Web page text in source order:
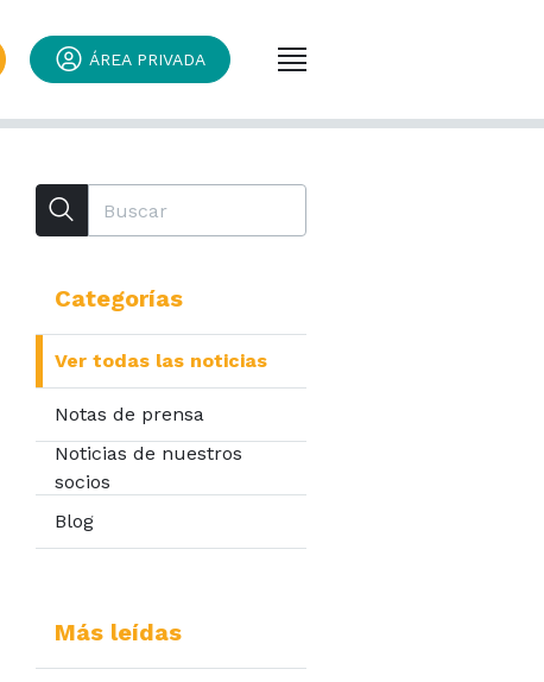
ÁREA PRIVADA
Categorías
Ver todas las noticias
Notas de prensa
Noticias de nuestros
socios
Blog
Más leídas